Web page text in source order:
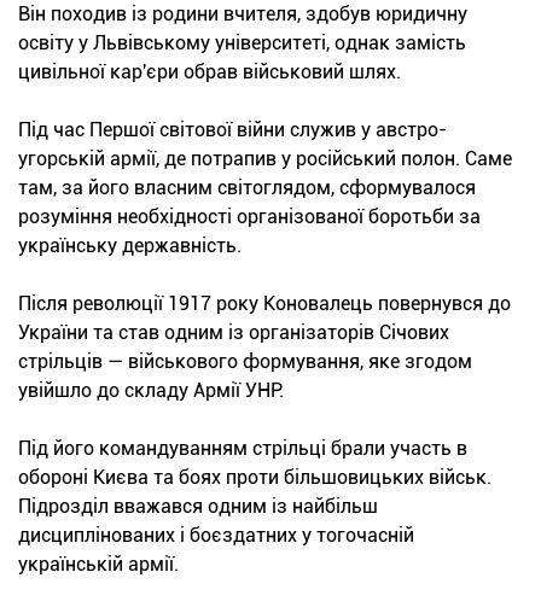
Він походив із родини вчителя, здобув юридичну
освіту у Львівському університеті, однак замість
цивільної кар'єри обрав військовий шлях.
Під час Першої світової війни служив у австро-
угорській армії, де потрапив у російський полон. Саме
там, за його власним світоглядом, сформувалося
розуміння необхідності організованої боротьби за
українську державність.
Після революції 1917 року Коновалець повернувся до
України та став одним із організаторів Січових
стрільців — військового формування, яке згодом
увійшло до складу Армії УНР.
Під його командуванням стрільці брали участь в
обороні Києва та боях проти більшовицьких військ.
Підрозділ вважався одним із найбільш
дисциплінованих і боєздатних у тогочасній
українській армії.